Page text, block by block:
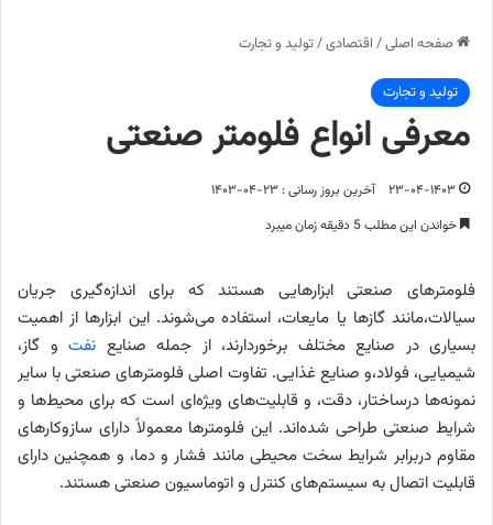
صفحه اصلی/ اقتصادی/تولید و تجارت
تولید و تجارت
معرفی انواع فلومتر صنعتی
۲۳-۰۴-۱۴۰۳
آخرین بروز رسانی : ۲۳-۰۴-۱۴۰۳
خواندن این مطلب 5 دقیقه زمان میبرد
فلومترهای صنعتی ابزارهایی هستند که برای اندازه‌گیری جریان
سیالات،مانند گازها یا مایعات، استفاده می‌شوند. این ابزارها از اهمیت
بسیاری در صنایع مختلف برخوردارند، از جمله صنایع نفت و گاز،
شیمیایی، فولاد،و صنایع غذایی. تفاوت اصلی فلومترهای صنعتی با سایر
نمونه‌ها درساختار، دقت، و قابلیت‌های ویژه‌ای است که برای محیط‌ها و
شرایط صنعتی طراحی شده‌اند. این فلومترها معمولاً دارای سازوکارهای
مقاوم دربرابر شرایط سخت محیطی مانند فشار و دما، و همچنین دارای
قابلیت اتصال به سیستم‌های کنترل و اتوماسیون صنعتی هستند.